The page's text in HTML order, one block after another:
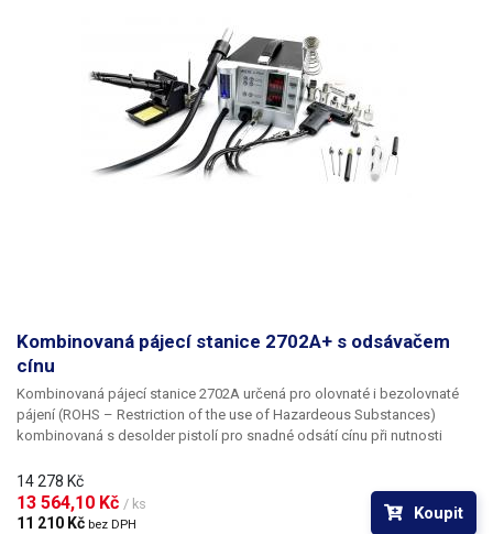
Kombinovaná pájecí stanice 2702A+ s odsávačem
cínu
​Kombinovaná pájecí stanice 2702A určená pro olovnaté i bezolovnaté
pájení (ROHS – Restriction of the use of Hazardeous Substances)
kombinovaná s desolder pistolí pro snadné odsátí cínu při nutnosti
faktu, že dutý pájecí hrot pro odsávání cínu není v běžné praxi nutné
používat často; stanice je vybavena pouze jednou řídící jednotkou pro
ohřev pera.
14 278 Kč
13 564,10 Kč / ks
11 210 Kč bez DPH
Koupit